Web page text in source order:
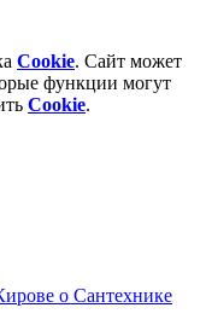
Cookie. Сайт может
функции могут
Cookie.
о Сантехнике